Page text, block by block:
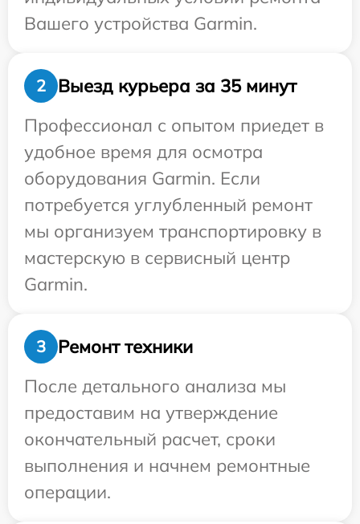
Вашего устройства Garmin.
2
Выезд курьера за 35 минут
Профессионал с опытом приедет в
удобное время для осмотра
оборудования Garmin. Если
потребуется углубленный ремонт
мы организуем транспортировку в
мастерскую в сервисный центр
Garmin.
3
Ремонт техники
После детального анализа мы
предоставим на утверждение
окончательный расчет, сроки
выполнения и начнем ремонтные
операции.